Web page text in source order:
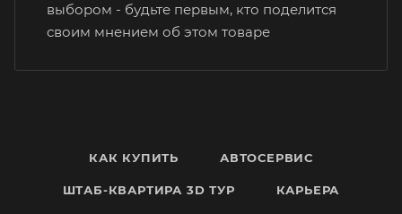
выбором - будьте первым, кто поделится
своим мнением об этом товаре
КАК КУПИТЬ АВТОСЕРВИС
ШТАБ-КВАРТИРА 3D ТУР КАРЬЕРА